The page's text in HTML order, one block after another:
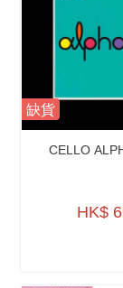
缺貨
CELLO
HK$